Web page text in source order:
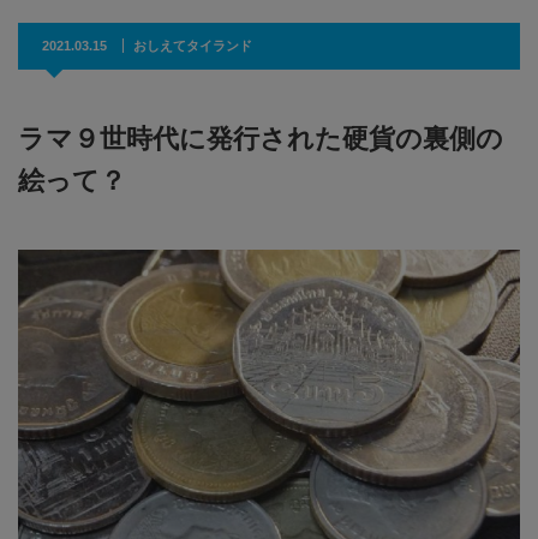
2021.03.15 おしえてタイランド
ラマ９世時代に発行された硬貨の裏側の
絵って？